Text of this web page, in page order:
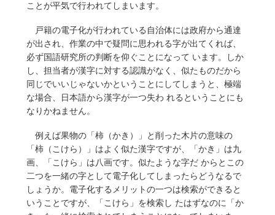
ことが平気で行われてしまいます。
戸籍の電子化が行われている自治体には政府から通達
が出され、作業の中で疑問に思われる字が出てくれば、
必ず国語研究所の判断を仰ぐことになって います。しか
し、担当者が漢字に対する認識がなく、似たものだから
同じでいいじゃないかということにしてしまうと、極端
な場合、日本語から漢字が一つ失わ れるということにも
なりかねません。
例えば果物の「柿（かき）」と削った木片の意味の
「柿（こけら）」はよく似た漢字ですが、「かき」は九
画、「こけら」は八画です。似たような字だ からとこの
二つを一緒の字として電子化してしまったらどうなるで
しょうか。電子化するメリットの一つは検索ができると
いうことですが、「こけら」を検索し たはずなのに「か